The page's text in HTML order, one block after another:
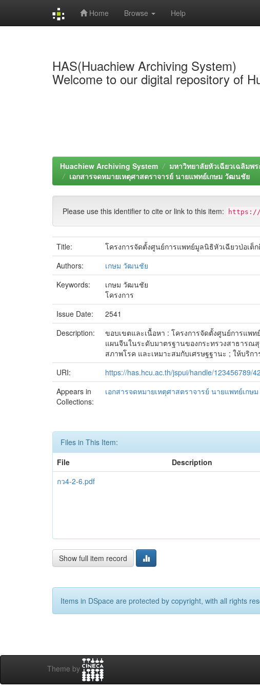
Home Browse Help
HAS(Huachiew Archiving System)
Welcome to our digital repository of
Huachiew Archiving System มหาวิทยาลัยหัวเฉียวเฉลิมพร
เอกสารจดหมายเหตุศาสตราจารย์ นายแพทย์เกษม วัฒนชัย
Please use this identifier to cite or link to this item: https://
Title:
โครงการจัดตั้งศูนย์การแพทย์มูลนิธิหัวเฉียวป่อเต็ก
Authors:
เกษม วัฒนชัย
Keywords:
เกษม วัฒนชัย
โครงการ
Issue Date:
2541
Description:
ขอบเขตและเนื้อหา : โครงการจัดตั้งศูนย์การแพ
แผนจีนในระดับมาตรฐานของกระทรวงสาธารณ
สภาพโรค และเหมาะสมกับเศรษฐฐานะ ; ให้บริก
URI:
https://has.hcu.ac.th/jspui/handle/123456789/
Appears in
Collections:
เอกสารจดหมายเหตุศาสตราจารย์ นายแพทย์เกษ
Files in This Item:
File
Description
กว4-2-6.pdf
Show full item record
Items in DSpace are protected by copyright, with all rights
Theme by